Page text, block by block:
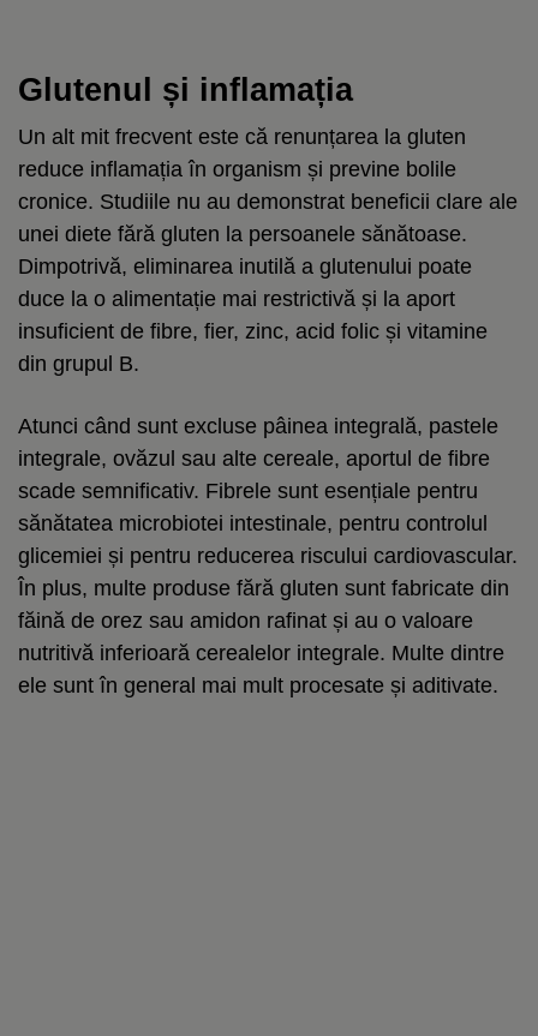
Glutenul și inflamația
Un alt mit frecvent este că renunțarea la gluten
reduce inflamația în organism și previne bolile
cronice. Studiile nu au demonstrat beneficii clare ale
unei diete fără gluten la persoanele sănătoase.
Dimpotrivă, eliminarea inutilă a glutenului poate
duce la o alimentație mai restrictivă și la aport
insuficient de fibre, fier, zinc, acid folic și vitamine
din grupul B.
Atunci când sunt excluse pâinea integrală, pastele
integrale, ovăzul sau alte cereale, aportul de fibre
scade semnificativ. Fibrele sunt esențiale pentru
sănătatea microbiotei intestinale, pentru controlul
glicemiei și pentru reducerea riscului cardiovascular.
În plus, multe produse fără gluten sunt fabricate din
făină de orez sau amidon rafinat și au o valoare
nutritivă inferioară cerealelor integrale. Multe dintre
ele sunt în general mai mult procesate și aditivate.